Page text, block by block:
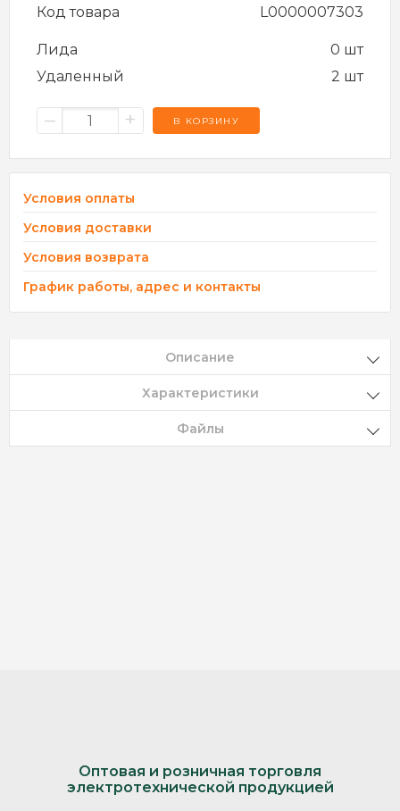
Код товара
L0000007303
Лида
0 шт
Удаленный
2 шт
– + В КОРЗИНУ
Условия оплаты
Условия доставки
Условия возврата
График работы, адрес и контакты
Описание
Характеристики
Файлы
Оптовая и розничная торговля
электротехнической продукцией